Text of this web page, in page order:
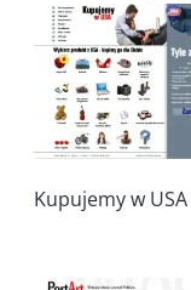
Kupujemy w USA